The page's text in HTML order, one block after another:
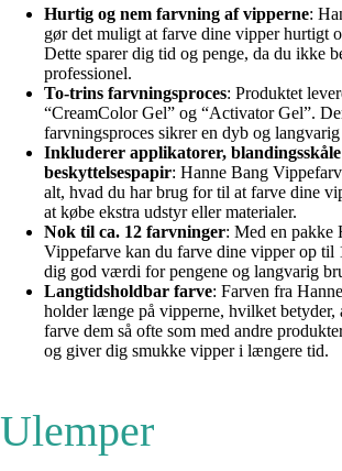
Hurtig og nem farvning af vipperne:
gør det muligt at farve dine vipper hurtigt
Dette sparer dig tid og penge, da du ikke
professionel.
To-trins farvningsproces: Produktet
“CreamColor Gel” og “Activator Gel”.
farvningsproces sikrer en dyb og
Inkluderer applikatorer,
beskyttelsespapir: Hanne Bang
alt, hvad du har brug for til at farve dine
at købe ekstra udstyr eller materialer.
Nok til ca. 12 farvninger: Med en pakke
Vippefarve kan du farve dine vipper op til
dig god værdi for pengene og langvarig
Langtidsholdbar farve: Farven fra
holder længe på vipperne, hvilket betyder,
farve dem så ofte som med andre
og giver dig smukke vipper i længere tid.
Ulemper